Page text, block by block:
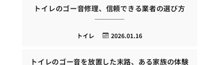
トイレのゴー音修理、信頼できる業者の選び方
2026.01.16
トイレ
トイレのゴー音を放置した末路、ある家族の体験